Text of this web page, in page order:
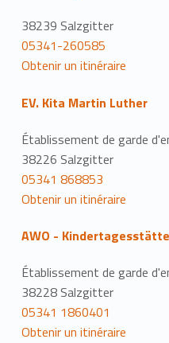
38239 Salzgitter
05341-260585
Obtenir un itinéraire
EV. Kita Martin Luther
Établissement de garde
38226 Salzgitter
05341 868853
Obtenir un itinéraire
AWO -
Établissement de garde
38228 Salzgitter
05341 1860401
Obtenir un itinéraire